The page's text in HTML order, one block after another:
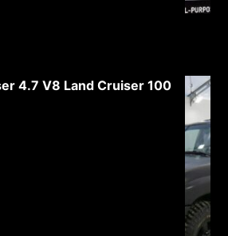
4.7 V8 Land Cruiser 100